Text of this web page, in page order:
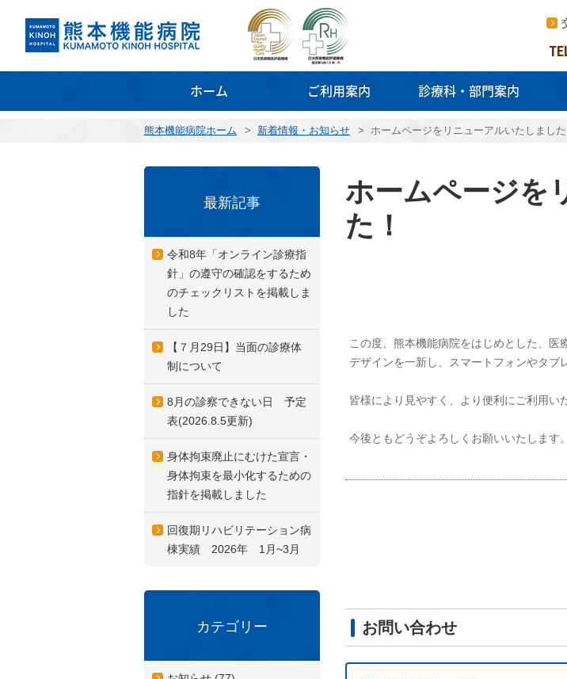
ホーム ご利用案内 診療科・部門案内
熊本機能病院ホーム > 新着情報・お知らせ > ホームページをリニューアルいたしました
ホームページを
た！
この度、熊本機能病院をはじめとした、医
デザインを一新し、スマートフォンやタブ
皆様により見やすく、より便利にご利用い
今後ともどうぞよろしくお願いいたします。
お問い合わせ
最新記事
令和8年「オンライン診療指
針」の遵守の確認をするため
のチェックリストを掲載しま
した
【７月29日】当面の診療体
制について
8月の診察できない日 予定
表(2026.8.5更新)
身体拘束廃止にむけた宣言・
身体拘束を最小化するための
指針を掲載しました
回復期リハビリテーション病
棟実績 2026年 1月~3月
カテゴリー